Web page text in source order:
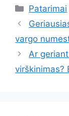
Kategorijos
Patarimai
vargo
Ar
virškinimas?